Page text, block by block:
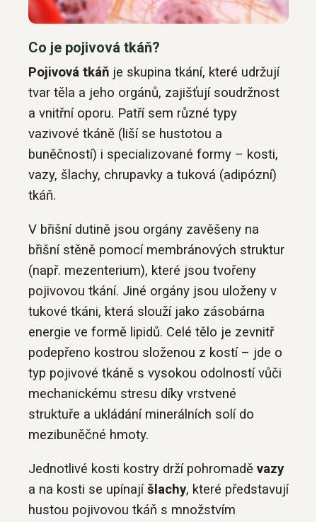
Co je pojivová tkáň?
Pojivová tkáň je skupina tkání, které udržují
tvar těla a jeho orgánů, zajišťují soudržnost
a vnitřní oporu. Patří sem různé typy
vazivové tkáně (liší se hustotou a
buněčností) i specializované formy – kosti,
vazy, šlachy, chrupavky a tuková (adipózní)
tkáň.
V břišní dutině jsou orgány zavěšeny na
břišní stěně pomocí membránových struktur
(např. mezenterium), které jsou tvořeny
pojivovou tkání. Jiné orgány jsou uloženy v
tukové tkáni, která slouží jako zásobárna
energie ve formě lipidů. Celé tělo je zevnitř
podepřeno kostrou složenou z kostí – jde o
typ pojivové tkáně s vysokou odolností vůči
mechanickému stresu díky vrstvené
struktuře a ukládání minerálních solí do
mezibuněčné hmoty.
Jednotlivé kosti kostry drží pohromadě vazy
a na kosti se upínajíšlachy, které představují
hustou pojivovou tkáň s množstvím